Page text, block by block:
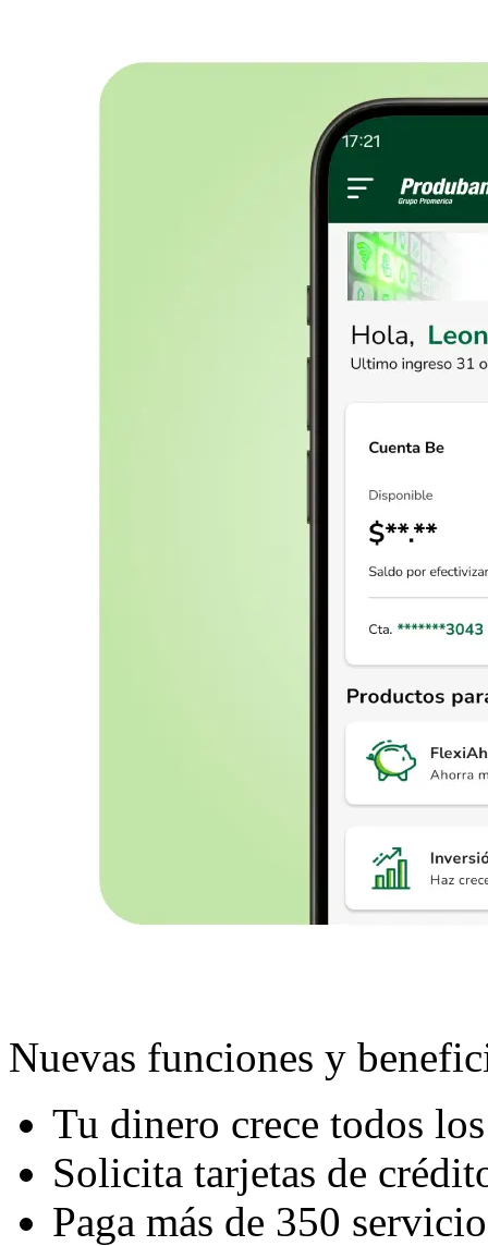
Nuevas funciones y
Tu dinero crece todos
Solicita tarjetas de
Paga más de 350